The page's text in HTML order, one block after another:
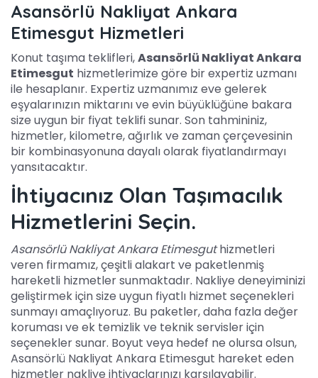
Asansörlü Nakliyat Ankara
Etimesgut Hizmetleri
Konut taşıma teklifleri,Asansörlü Nakliyat Ankara
Etimesgut hizmetlerimize göre bir expertiz uzmanı
ile hesaplanır. Expertiz uzmanımız eve gelerek
eşyalarınızın miktarını ve evin büyüklüğüne bakara
size uygun bir fiyat teklifi sunar. Son tahmininiz,
hizmetler, kilometre, ağırlık ve zaman çerçevesinin
bir kombinasyonuna dayalı olarak fiyatlandırmayı
yansıtacaktır.
İhtiyacınız Olan Taşımacılık
Hizmetlerini Seçin.
Asansörlü Nakliyat Ankara Etimesguthizmetleri
veren firmamız, çeşitli alakart ve paketlenmiş
hareketli hizmetler sunmaktadır. Nakliye deneyiminizi
geliştirmek için size uygun fiyatlı hizmet seçenekleri
sunmayı amaçlıyoruz. Bu paketler, daha fazla değer
koruması ve ek temizlik ve teknik servisler için
seçenekler sunar. Boyut veya hedef ne olursa olsun,
Asansörlü Nakliyat Ankara Etimesgut hareket eden
hizmetler nakliye ihtiyaçlarınızı karşılayabilir.